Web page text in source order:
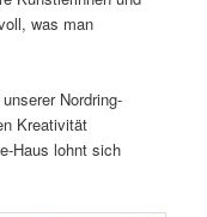
was man
Nordring-
Kreativität
Haus lohnt sich